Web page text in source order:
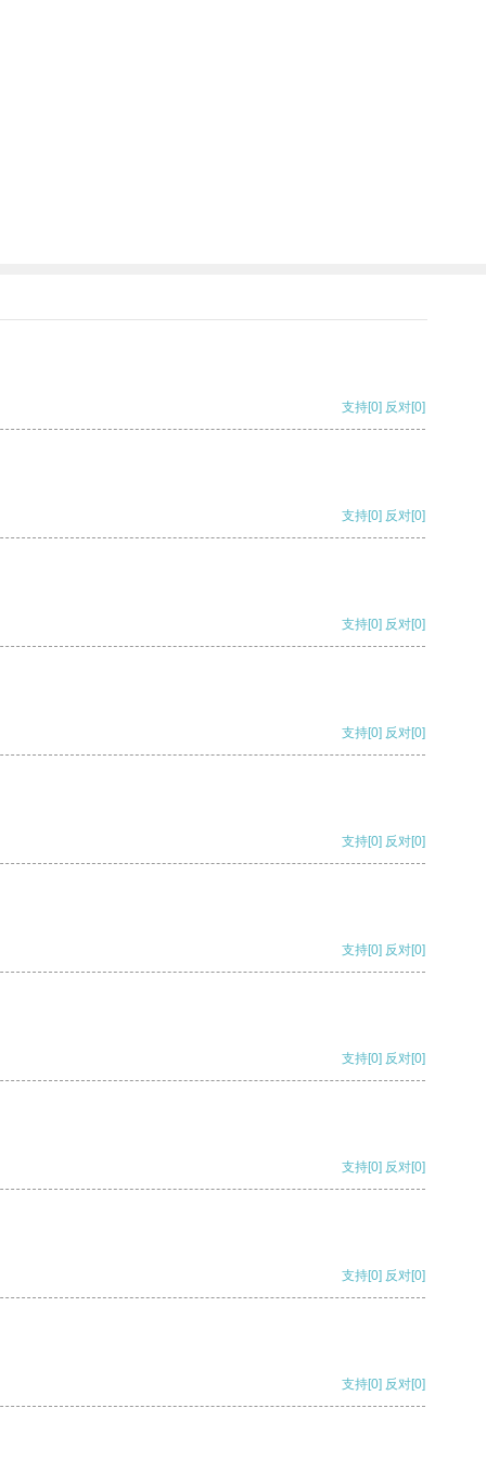
支持[0] 反对[0]
支持[0] 反对[0]
支持[0] 反对[0]
支持[0] 反对[0]
支持[0] 反对[0]
支持[0] 反对[0]
支持[0] 反对[0]
支持[0] 反对[0]
支持[0] 反对[0]
支持[0] 反对[0]